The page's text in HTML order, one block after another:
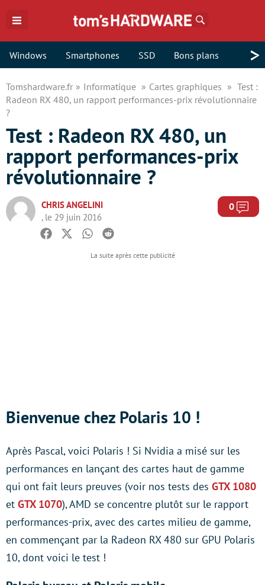
Windows Smartphones SSD Bons plans >
Tomshardware.fr Informatique Cartes graphiques
Test :
Radeon RX 480, un rapport performances-prix révolutionnaire
?
Test : Radeon RX 480, un
rapport performances-prix
révolutionnaire ?
CHRIS ANGELINI
, le 29 juin 2016
0
Facebook
TwitterWhatsapp
Reddit
Bienvenue chez Polaris 10 !
Après Pascal, voici Polaris ! Si Nvidia a misé sur les
performances en lançant des cartes haut de gamme
qui ont fait leurs preuves (voir nos tests des GTX 1080
et GTX 1070), AMD se concentre plutôt sur le rapport
performances-prix, avec des cartes milieu de gamme,
en commençant par la Radeon RX 480 sur GPU Polaris
10, dont voici le test !